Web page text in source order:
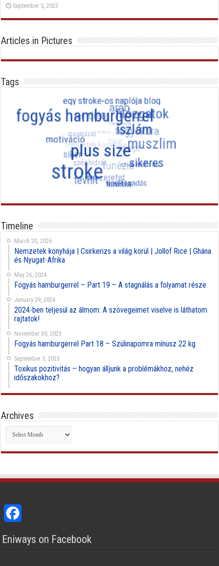
September 5, 2023
Articles in Pictures
Tags
Timeline
March 20, 2026
Nemzetek konyhája | Csirkerizs a világ körül | Jollof Rice | Ghána
és Nyugat-Afrika
May 26, 2024
Fogyás hamburgerrel – Part 19 – A stagnálás a folyamat része
January 29, 2024
2024-ben teljesül az álmom: A szövegeimet viselve is láthatom
rajtatok!
November 30, 2023
Fogyás hamburgerrel Part 18 – Szülinapomra mínusz 22 kg
September 5, 2023
Toxikus pozitivitás – hogyan álljunk a problémákhoz, nehéz
időszakokhoz?
Archives
Archives
Eniways on Facebook